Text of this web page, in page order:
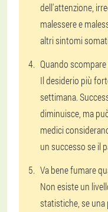
dell'attenzione,
malessere e
altri sintomi
Quando
Il desiderio più
settimana.
diminuisce, ma
medici
un successo se il
Va bene fumare
Non esiste un
statistiche, se una